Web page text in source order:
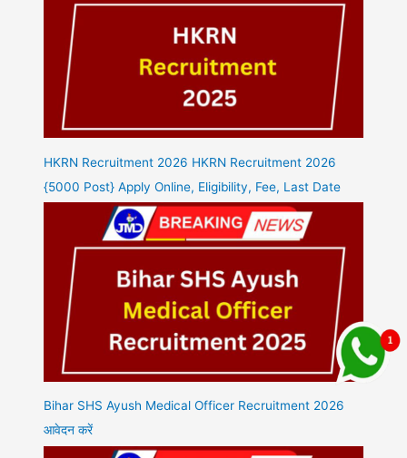
HKRN Recruitment 2026 HKRN Recruitment 2026
{5000 Post} Apply Online, Eligibility, Fee, Last Date
Bihar SHS Ayush Medical Officer Recruitment 2026
आवेदन करें